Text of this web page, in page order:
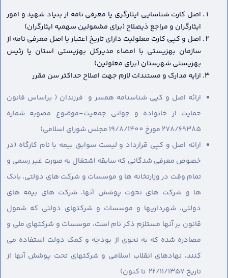
اصل کارت شناسایی ایثارگری یا معرفی نامه از بنیاد شهید و امور
ایثارگران و مراجع ذیصلاح (برای مشمولین سهمیه ایثارگران)
اصل و کپی کارت معلولیت دارای تاریخ اعتبار یا اصل معرفی نامه از
سازمان بهزیستی با امضاء مدیرکل بهزیستی استان یا رئیس
بهزیستی شهرستان (برای معلولین)
ارایه مدارک و مستندات لازم جهت اصلاح حداکثر سن مقرر
ارائه اصل و کپی شناسنامه همسر و فرزندان ( براساس قانون
حمایت از خانواده و جوانی جمعیت-موضوع مصوبه شماره
278/69385 مورخ 19/8/1400 مجلس شورای اسلامی)
ارائه اصل و کپی قرارداد و لیست سوابق بیمه با نام کارگاه (در
خصوص معرفی شدگانی که سابقه اشتغال به صورت غیر رسمی و
تمام وقت در وزارتخانه ها و موسسات و شرکت های دولتی، بانک
ها و شرکت های تحوت پوشش آنها، شرکت های بیمه های
دولتی، شهرداریها و موسسات و شرکتهای دولتی که شمول
قانون بر آنها مستلزم ذکر نام است، موسسات و شرکتهای ملی و
مصادره شده که به نحوی از بودجه و کمک دولت استفاده می
کنند، نهادهای انقلاب اسلامی و شرکتهای تحت پوشش آنها از
تاریخ 22/11/1357 تا کنون)